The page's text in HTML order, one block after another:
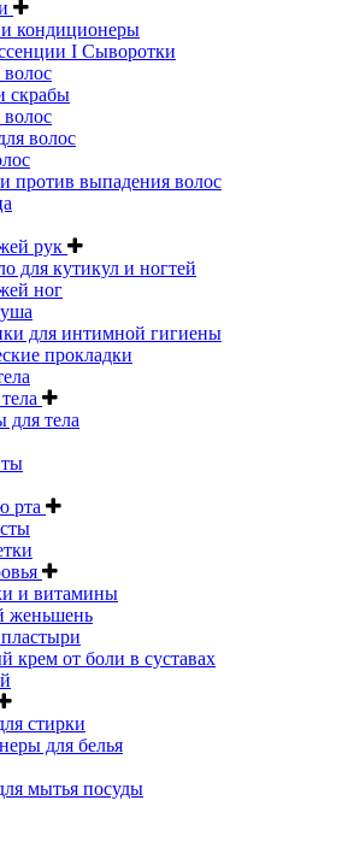
кондиционеры
I Сыворотки
скрабы
волос
против выпадения волос
рук
для кутикул и ногтей
ног
для интимной гигиены
прокладки
для тела
рта
и витамины
женьшень
крем от боли в суставах
стирки
для белья
мытья посуды